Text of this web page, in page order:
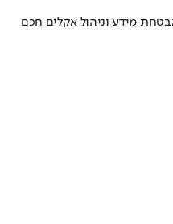
מידע וניהול אקלים חכם